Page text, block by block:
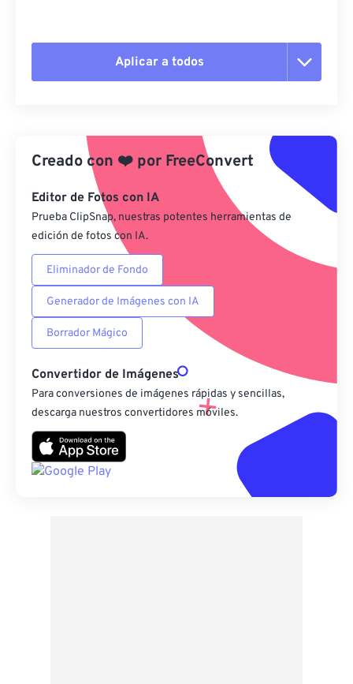
Aplicar a todos
Aplicar desde el ajuste preestablecido
Guardar como preestablecido
Creado con ❤️ por FreeConvert
Editor de Fotos con IA
Prueba ClipSnap, nuestras potentes herramientas de
edición de fotos con IA.
Eliminador de Fondo
Generador de Imágenes con IA
Borrador Mágico
Convertidor de Imágenes
Para conversiones de imágenes rápidas y sencillas,
descarga nuestros convertidores móviles.